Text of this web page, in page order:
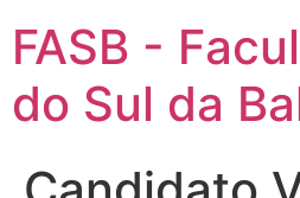
FASB -
do Sul da